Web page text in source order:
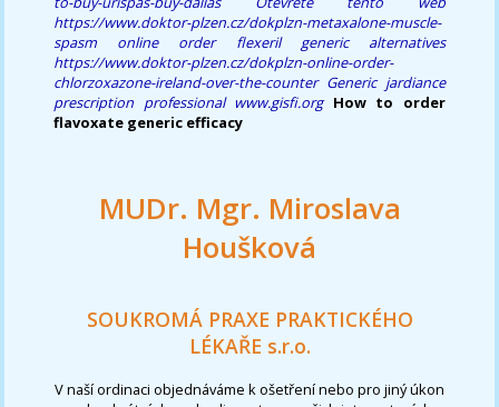
https://www.doktor-plzen.cz/dokplzn-metaxalone-muscle-
spasm
online order flexeril generic alternatives
https://www.doktor-plzen.cz/dokplzn-online-order-
chlorzoxazone-ireland-over-the-counter Generic jardiance
prescription professional www.gisfi.org How to order
flavoxate generic efficacy
MUDr. Mgr. Miroslava
Houšková
SOUKROMÁ PRAXE PRAKTICKÉHO
LÉKAŘE s.r.o.
V naší ordinaci objednáváme k ošetření nebo pro jiný úkon